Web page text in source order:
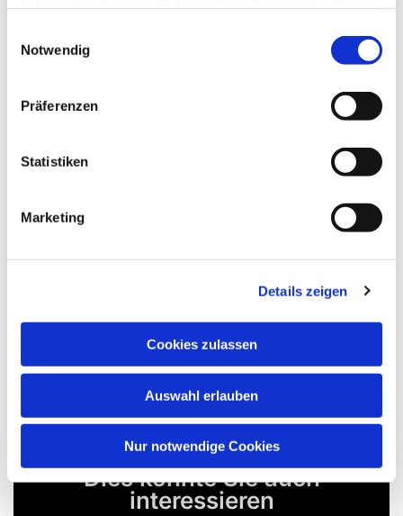
Notwendig
Präferenzen
Statistiken
Marketing
Details zeigen
Cookies zulassen
Auswahl erlauben
Nur notwendige Cookies
(04101/63401)
Dies könnte Sie auch
interessieren